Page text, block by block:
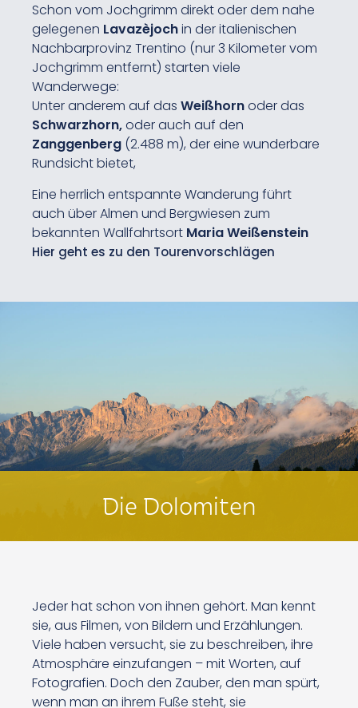
Schon vom Jochgrimm direkt oder dem nahe
gelegenen Lavazèjochin der italienischen
Nachbarprovinz Trentino (nur 3 Kilometer vom
Jochgrimm entfernt) starten viele
Wanderwege:
Unter anderem auf das Weißhornoder das
Schwarzhorn,oder auch auf den
Zanggenberg (2.488 m), der eine wunderbare
Rundsicht bietet,
Eine herrlich entspannte Wanderung führt
auch über Almen und Bergwiesen zum
bekannten Wallfahrtsort Maria Weißenstein
Hier geht es zu den Tourenvorschlägen
Die Dolomiten
Jeder hat schon von ihnen gehört. Man kennt
sie, aus Filmen, von Bildern und Erzählungen.
Viele haben versucht, sie zu beschreiben, ihre
Atmosphäre einzufangen – mit Worten, auf
Fotografien. Doch den Zauber, den man spürt,
wenn man an ihrem Fuße steht, sie